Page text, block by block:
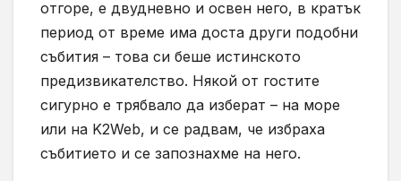
отгоре, е двудневно и освен него, в кратък
период от време има доста други подобни
събития – това си беше истинското
предизвикателство. Някой от гостите
сигурно е трябвало да изберат – на море
или на K2Web, и се радвам, че избраха
събитието и се запознахме на него.